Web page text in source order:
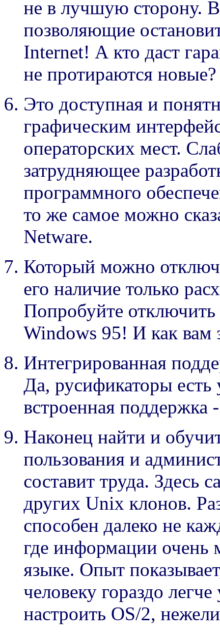
не в лучшую сторону.
позволяющие
Internet! А кто даст
не протираются новые?
Это доступная и
графическим
операторских мест.
затрудняющее
программного
то же самое можно
Netware.
Который можно
его наличие только
Попробуйте
Windows 95! И как вам
Интегрированная
Да, русификаторы
встроенная поддержка
Наконец найти и
пользования и
составит труда. Здесь
других Unix клонов.
способен далеко не
где информации очень
языке. Опыт
человеку гораздо
настроить OS/2,